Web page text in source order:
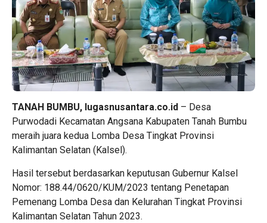
TANAH BUMBU, lugasnusantara.co.id – Desa
Purwodadi Kecamatan Angsana Kabupaten Tanah Bumbu
meraih juara kedua Lomba Desa Tingkat Provinsi
Kalimantan Selatan (Kalsel).
Hasil tersebut berdasarkan keputusan Gubernur Kalsel
Nomor: 188.44/0620/KUM/2023 tentang Penetapan
Pemenang Lomba Desa dan Kelurahan Tingkat Provinsi
Kalimantan Selatan Tahun 2023.